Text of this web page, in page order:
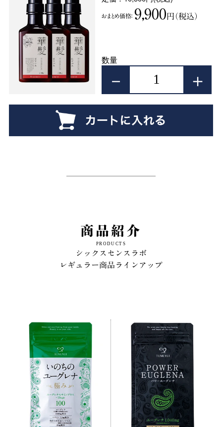
おまとめ価格： 9,900円（税込）
数量
商品紹介
PRODUCTS
シックスセンスラボ
レギュラー商品ラインアップ